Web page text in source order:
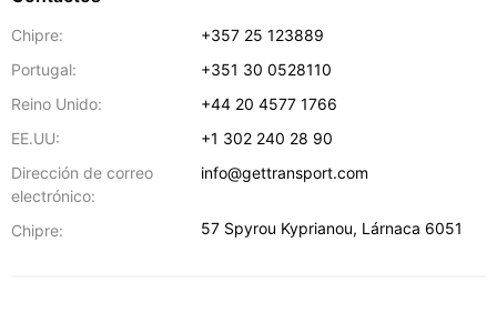
Chipre:
+357 25 123889
Portugal:
+351 30 0528110
Reino Unido:
+44 20 4577 1766
EE.UU:
+1 302 240 28 90
Dirección de correo
electrónico:
info@gettransport.com
Chipre: 57 Spyrou Kyprianou, Lárnaca 6051